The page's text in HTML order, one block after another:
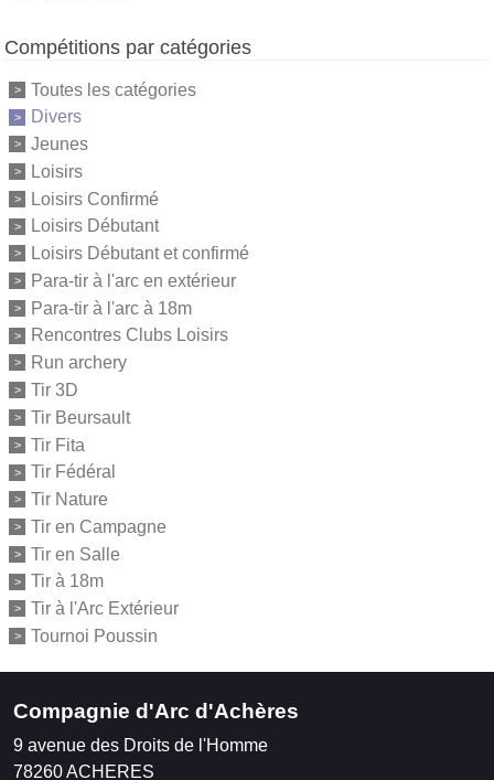
Compétitions par catégories
Toutes les catégories
Divers
Jeunes
Loisirs
Loisirs Confirmé
Loisirs Débutant
Loisirs Débutant et confirmé
Para-tir à l'arc en extérieur
Para-tir à l'arc à 18m
Rencontres Clubs Loisirs
Run archery
Tir 3D
Tir Beursault
Tir Fita
Tir Fédéral
Tir Nature
Tir en Campagne
Tir en Salle
Tir à 18m
Tir à l'Arc Extérieur
Tournoi Poussin
Compagnie d'Arc d'Achères
9 avenue des Droits de l'Homme
78260ACHERES